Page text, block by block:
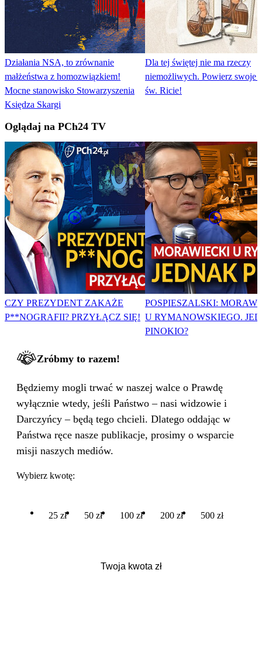
Działania NSA, to zrównanie
małżeństwa z homozwiązkiem!
Mocne stanowisko Stowarzyszenia
Księdza Skargi
Dla tej świętej nie ma rzeczy
niemożliwych. Powierz swoje
św. Ricie!
Oglądaj na PCh24 TV
CZY PREZYDENT ZAKAŻE
P**NOGRAFII? PRZYŁĄCZ SIĘ!
POSPIESZALSKI:
U RYMANOWSKIEGO.
PINOKIO?
Zróbmy to razem!
Będziemy mogli trwać w naszej walce o Prawdę
wyłącznie wtedy, jeśli Państwo – nasi widzowie i
Darczyńcy – będą tego chcieli. Dlatego oddając w
Państwa ręce nasze publikacje, prosimy o wsparcie
misji naszych mediów.
Wybierz kwotę:
25 zł 50 zł 100 zł 200 zł 500 zł